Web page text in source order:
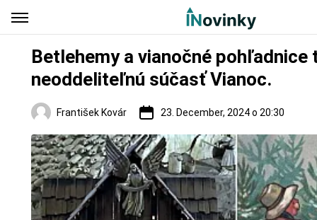
Betlehemy a vianočné pohľadnice
neoddeliteľnú súčasť Vianoc.
František Kovár 23. December, 2024 o 20:30
Slovensko